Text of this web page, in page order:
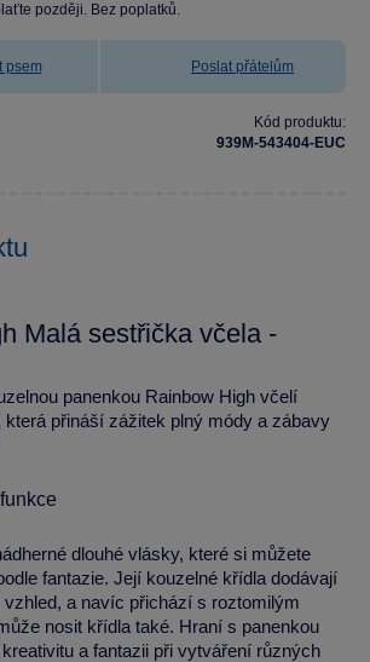
později. Bez poplatků.
psem Poslat přátelům
Kód produktu:
939M-543404-EUC
Malá sestřička včela -
panenkou Rainbow High včelí
přináší zážitek plný módy a zábavy
dlouhé vlásky, které si můžete
fantazie. Její kouzelné křídla dodávají
vzhled, a navíc přichází s roztomilým
nosit křídla také. Hraní s panenkou
a fantazii při vytváření různých